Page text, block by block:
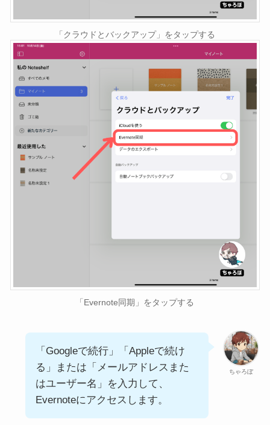
「クラウドとバックアップ」をタップする
「Evernote同期」をタップする
ちゃろぼ
「Googleで続行」「Appleで続け
る」または「メールアドレスまた
はユーザー名」を入力して、
Evernoteにアクセスします。